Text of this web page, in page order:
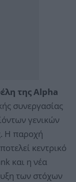
της Alpha
συνεργασίας
γενικών
Η παροχή
κεντρικό
και η νέα
των στόχων